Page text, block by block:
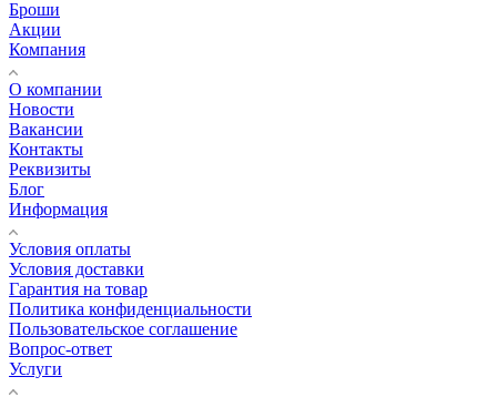
Броши
Акции
Компания
О компании
Новости
Вакансии
Контакты
Реквизиты
Блог
Информация
Условия оплаты
Условия доставки
Гарантия на товар
Политика конфиденциальности
Пользовательское соглашение
Вопрос-ответ
Услуги